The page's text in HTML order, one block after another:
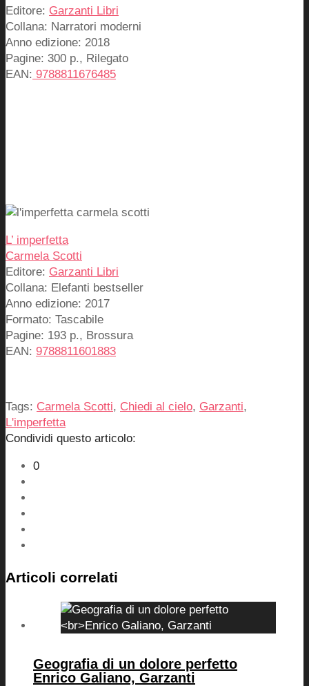
Editore: Garzanti Libri
Collana: Narratori moderni
Anno edizione: 2018
Pagine: 300 p., Rilegato
EAN: 9788811676485
L’ imperfetta
Carmela Scotti
Editore: Garzanti Libri
Collana: Elefanti bestseller
Anno edizione: 2017
Formato: Tascabile
Pagine: 193 p., Brossura
EAN: 9788811601883
Tags: Carmela Scotti, Chiedi al cielo, Garzanti,
L'imperfetta
Condividi questo articolo:
0
Articoli correlati
Geografia di un dolore perfetto
Enrico Galiano, Garzanti